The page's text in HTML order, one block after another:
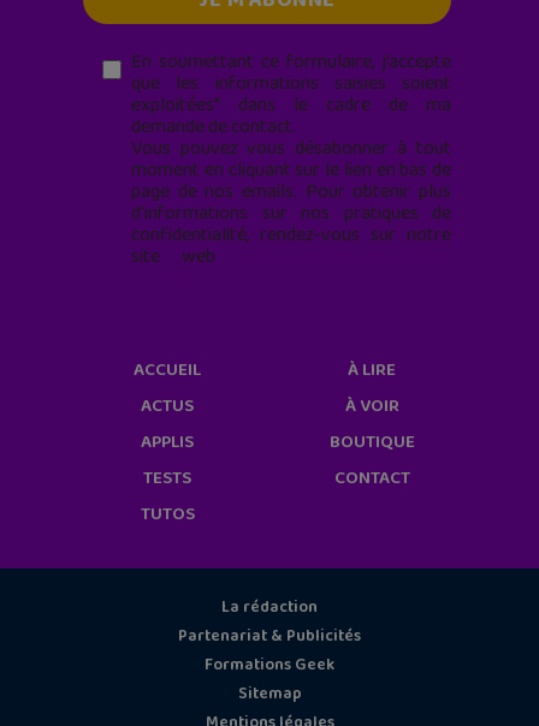
En soumettant ce formulaire, j’accepte
que les informations saisies soient
exploitées* dans le cadre de ma
demande de contact.
Vous pouvez vous désabonner à tout
moment en cliquant sur le lien en bas de
page de nos emails. Pour obtenir plus
d'informations sur nos pratiques de
confidentialité, rendez-vous sur notre
site web
ACCUEIL
ACTUS
APPLIS
TESTS
TUTOS
À LIRE
À VOIR
BOUTIQUE
CONTACT
La rédaction
Partenariat & Publicités
Formations Geek
Sitemap